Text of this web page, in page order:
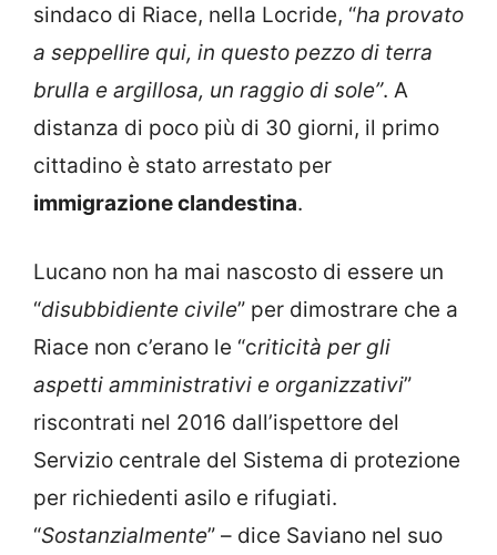
sindaco di Riace, nella Locride, “ha provato
a seppellire qui, in questo pezzo di terra
brulla e argillosa, un raggio di sole”. A
distanza di poco più di 30 giorni, il primo
cittadino è stato arrestato per
immigrazione clandestina.
Lucano non ha mai nascosto di essere un
“disubbidiente civile” per dimostrare che a
Riace non c’erano le “criticità per gli
aspetti amministrativi e organizzativi”
riscontrati nel 2016 dall’ispettore del
Servizio centrale del Sistema di protezione
per richiedenti asilo e rifugiati.
“Sostanzialmente” – dice Saviano nel suo